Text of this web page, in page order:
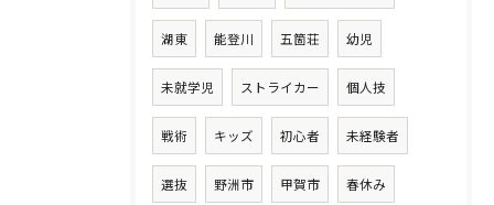
湖東 能登川 五箇荘 幼児
未就学児 ストライカー 個人技
戦術 キッズ 初心者 未経験者
選抜 野洲市 甲賀市 春休み